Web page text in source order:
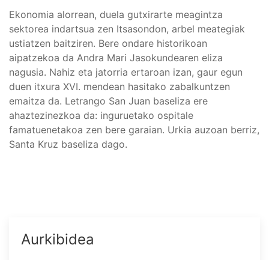
Ekonomia alorrean, duela gutxirarte meagintza
sektorea indartsua zen Itsasondon, arbel meategiak
ustiatzen baitziren. Bere ondare historikoan
aipatzekoa da Andra Mari Jasokundearen eliza
nagusia. Nahiz eta jatorria ertaroan izan, gaur egun
duen itxura XVI. mendean hasitako zabalkuntzen
emaitza da. Letrango San Juan baseliza ere
ahaztezinezkoa da: inguruetako ospitale
famatuenetakoa zen bere garaian. Urkia auzoan berriz,
Santa Kruz baseliza dago.
Aurkibidea